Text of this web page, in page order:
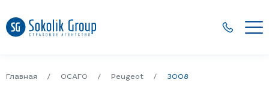
Главная ОСАГО Peugeot 3008